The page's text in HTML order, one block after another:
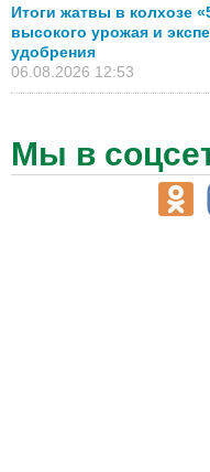
Итоги жатвы в колхозе
высокого урожая и
удобрения
06.08.2026 12:53
Мы в